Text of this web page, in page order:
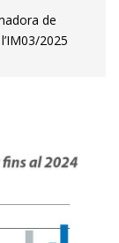
de
2025